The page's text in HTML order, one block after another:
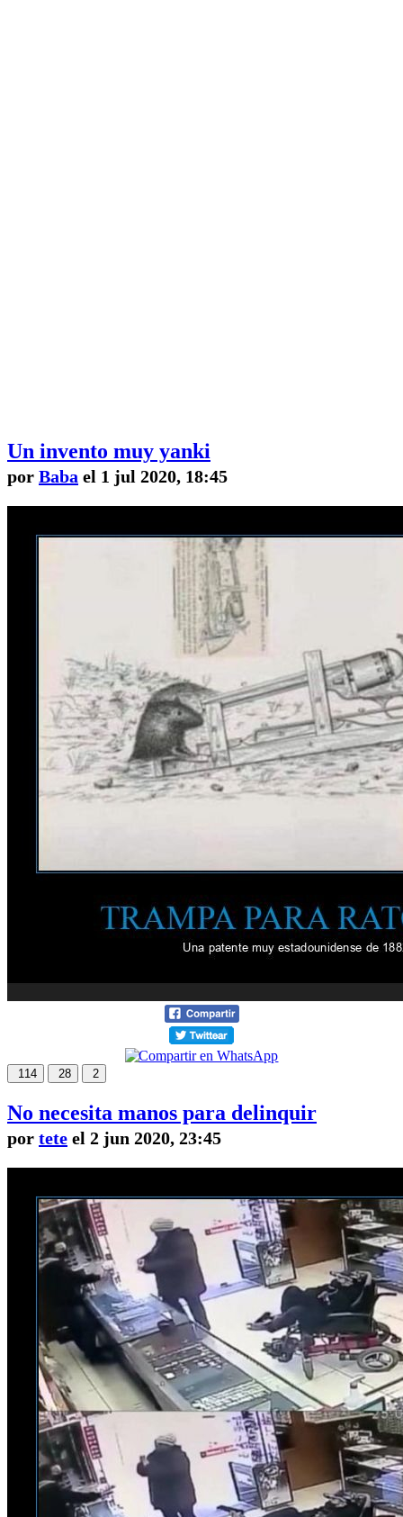
Un invento muy yanki
por Baba el 1 jul 2020, 18:45
114 28 2
No necesita manos para delinquir
por tete el 2 jun 2020, 23:45